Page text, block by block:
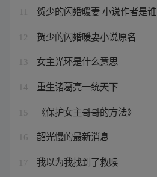
贺少的闪婚暖妻 小说作者是谁
12 贺少的闪婚暖妻小说原名
13 女主光环是什么意思
14 重生诸葛亮一统天下
15 《保护女主哥哥的方法》
16 韶光慢的最新消息
17 我以为我找到了救赎